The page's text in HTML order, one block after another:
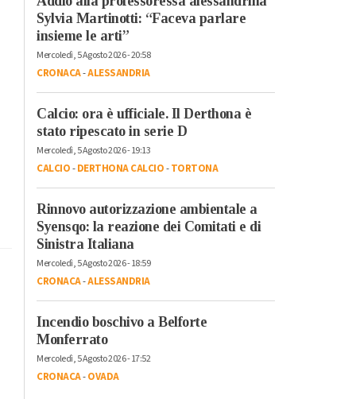
Sylvia Martinotti: “Faceva parlare
insieme le arti”
Mercoledì, 5 Agosto 2026 - 20:58
CRONACA-ALESSANDRIA
Calcio: ora è ufficiale. Il Derthona è
stato ripescato in serie D
Mercoledì, 5 Agosto 2026 - 19:13
CALCIO-DERTHONA CALCIO-TORTONA
Rinnovo autorizzazione ambientale a
Syensqo: la reazione dei Comitati e di
Sinistra Italiana
Mercoledì, 5 Agosto 2026 - 18:59
CRONACA-ALESSANDRIA
Incendio boschivo a Belforte
Monferrato
Mercoledì, 5 Agosto 2026 - 17:52
CRONACA-OVADA